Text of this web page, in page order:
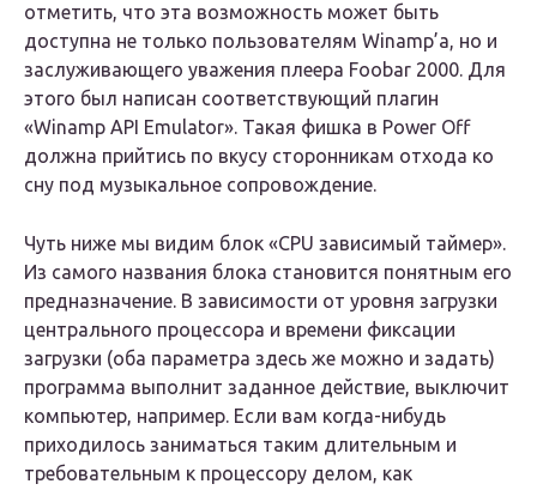
отметить, что эта возможность может быть
доступна не только пользователям Winamp’а, но и
заслуживающего уважения плеера Foobar 2000. Для
этого был написан соответствующий плагин
«Winаmp API Emulator». Такая фишка в Power Off
должна прийтись по вкусу сторонникам отхода ко
сну под музыкальное сопровождение.
Чуть ниже мы видим блок «CPU зависимый таймер».
Из самого названия блока становится понятным его
предназначение. В зависимости от уровня загрузки
центрального процессора и времени фиксации
загрузки (оба параметра здесь же можно и задать)
программа выполнит заданное действие, выключит
компьютер, например. Если вам когда-нибудь
приходилось заниматься таким длительным и
требовательным к процессору делом, как